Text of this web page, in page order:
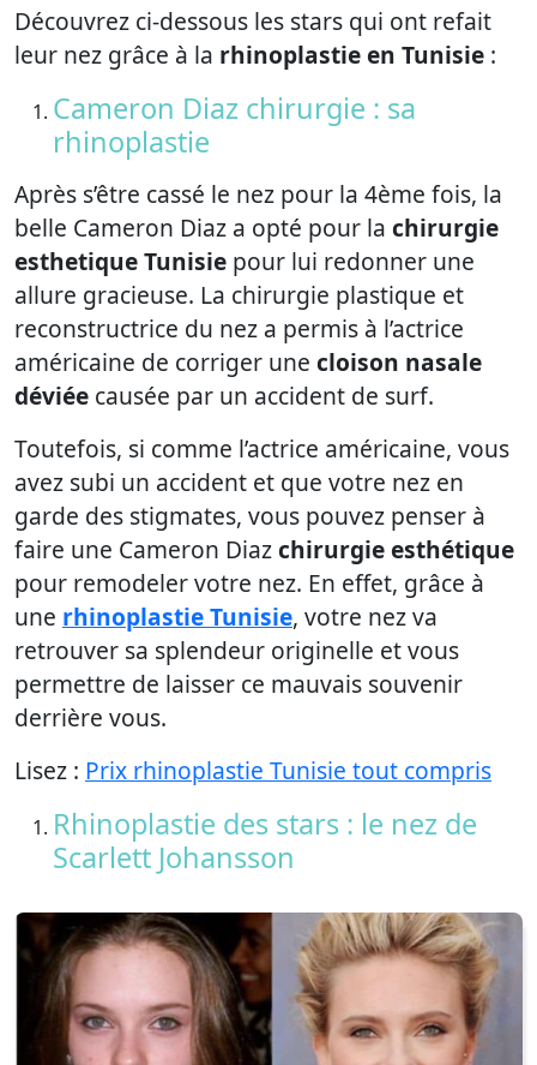
Découvrez ci-dessous les stars qui ont refait
leur nez grâce à la rhinoplastie en Tunisie :
Cameron Diaz chirurgie : sa
rhinoplastie
Après s’être cassé le nez pour la 4ème fois, la
belle Cameron Diaz a opté pour la chirurgie
esthetique Tunisie pour lui redonner une
allure gracieuse. La chirurgie plastique et
reconstructrice du nez a permis à l’actrice
américaine de corriger une cloison nasale
déviée causée par un accident de surf.
Toutefois, si comme l’actrice américaine, vous
avez subi un accident et que votre nez en
garde des stigmates, vous pouvez penser à
faire une Cameron Diazchirurgie esthétique
pour remodeler votre nez. En effet, grâce à
une rhinoplastie Tunisie, votre nez va
retrouver sa splendeur originelle et vous
permettre de laisser ce mauvais souvenir
derrière vous.
Lisez : Prix rhinoplastie Tunisie tout compris
Rhinoplastie des stars : le nez de
Scarlett Johansson